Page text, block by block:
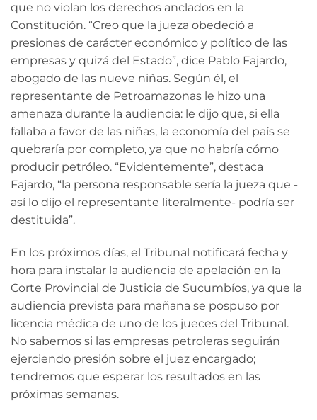
que no violan los derechos anclados en la
Constitución. “Creo que la jueza obedeció a
presiones de carácter económico y político de las
empresas y quizá del Estado”, dice Pablo Fajardo,
abogado de las nueve niñas. Según él, el
representante de Petroamazonas le hizo una
amenaza durante la audiencia: le dijo que, si ella
fallaba a favor de las niñas, la economía del país se
quebraría por completo, ya que no habría cómo
producir petróleo. “Evidentemente”, destaca
Fajardo, “la persona responsable sería la jueza que -
así lo dijo el representante literalmente- podría ser
destituida”.
En los próximos días, el Tribunal notificará fecha y
hora para instalar la audiencia de apelación en la
Corte Provincial de Justicia de Sucumbíos, ya que la
audiencia prevista para mañana se pospuso por
licencia médica de uno de los jueces del Tribunal.
No sabemos si las empresas petroleras seguirán
ejerciendo presión sobre el juez encargado;
tendremos que esperar los resultados en las
próximas semanas.